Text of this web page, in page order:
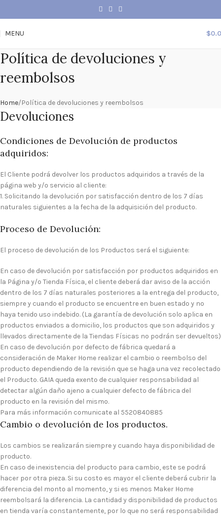
MENU $
Política de devoluciones y
reembolsos
Home Política de devoluciones y reembolsos
Devoluciones
Condiciones de Devolución de productos
adquiridos:
El Cliente podrá devolver los productos adquiridos a través de la
página web y/o servicio al cliente:
1. Solicitando la devolución por satisfacción dentro de los 7 días
naturales siguientes a la fecha de la adquisición del producto.
Proceso de Devolución:
El proceso de devolución de los Productos será el siguiente:
En caso de devolución por satisfacción por productos adquiridos en
la Página y/o Tienda Física, el cliente deberá dar aviso de la acción
dentro de los 7 días naturales posteriores a la entrega del producto,
siempre y cuando el producto se encuentre en buen estado y no
haya tenido uso indebido. (La garantía de devolución solo aplica en
productos enviados a domicilio, los productos que son adquiridos y
llevados directamente de la Tiendas Físicas no podrán ser devueltos)
En caso de devolución por defecto de fábrica quedará a
consideración de Maker Home realizar el cambio o reembolso del
producto dependiendo de la revisión que se haga una vez recolectado
el Producto. GAIA queda exento de cualquier responsabilidad al
detectar algún daño ajeno a cualquier defecto de fábrica del
producto en la revisión del mismo.
Para más información comunicate al 5520840885
Cambio o devolución de los productos.
Los cambios se realizarán siempre y cuando haya disponibilidad de
producto.
En caso de inexistencia del producto para cambio, este se podrá
hacer por otra pieza. Si su costo es mayor el cliente deberá cubrir la
diferencia del monto al momento, y si es menos Maker Home
reembolsará la diferencia. La cantidad y disponibilidad de productos
en tienda varía constantemente, por lo que no será responsabilidad